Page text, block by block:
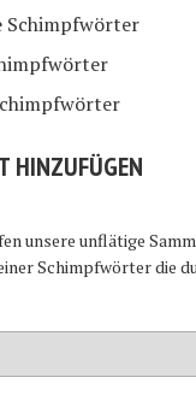
Schimpfwörter
HINZUFÜGEN
unsere unflätige
Schimpfwörter die